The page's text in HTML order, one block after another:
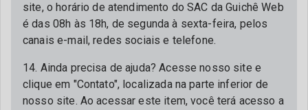
site, o horário de atendimento do SAC da Guichê Web
é das 08h às 18h, de segunda à sexta-feira, pelos
canais e-mail, redes sociais e telefone.
14. Ainda precisa de ajuda? Acesse nosso site e
clique em "Contato", localizada na parte inferior de
nosso site. Ao acessar este item, você terá acesso a